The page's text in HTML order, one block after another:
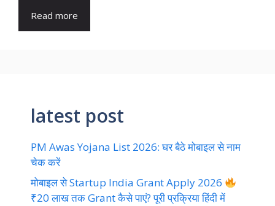
Read more
latest post
PM Awas Yojana List 2026: घर बैठे मोबाइल से नाम
चेक करें
मोबाइल से Startup India Grant Apply 2026
₹20 लाख तक Grant कैसे पाएं? पूरी प्रक्रिया हिंदी में